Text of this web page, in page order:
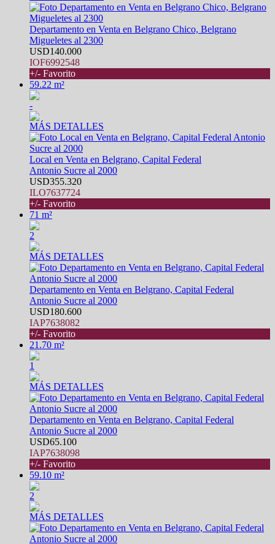
Departamento en Venta en Belgrano Chico, Belgrano
Migueletes al 2300
USD140.000
IOF6992548
+/- Favorito
59.22 m²
-
MÁS DETALLES
Local en Venta en Belgrano, Capital Federal
Antonio Sucre al 2000
USD355.320
ILO7637724
+/- Favorito
71 m²
2
MÁS DETALLES
Departamento en Venta en Belgrano, Capital Federal
Antonio Sucre al 2000
USD180.600
IAP7638082
+/- Favorito
21.70 m²
1
MÁS DETALLES
Departamento en Venta en Belgrano, Capital Federal
Antonio Sucre al 2000
USD65.100
IAP7638098
+/- Favorito
59.10 m²
2
MÁS DETALLES